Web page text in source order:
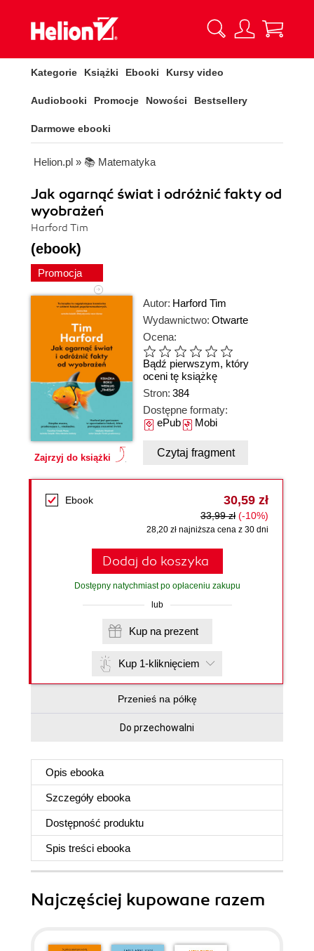
Kategorie Książki Ebooki Kursy video
Audiobooki Promocje Nowości Bestsellery
Darmowe ebooki
Helion.pl » 📚 Matematyka
Jak ogarnąć świat i odróżnić fakty od
wyobrażeń
Harford Tim
(ebook)
Promocja
Zajrzyj do książki
Autor: Harford Tim
Wydawnictwo: Otwarte
Ocena:
Bądź pierwszym, który
oceni tę książkę
Stron: 384
Dostępne formaty:
ePubMobi
Czytaj fragment
Ebook 30,59 zł
33,99 zł (-10%)
28,20 zł najniższa cena z 30 dni
Dodaj do koszyka
Dostępny natychmiast po opłaceniu zakupu
lub
Kup na prezent
Kup 1-kliknięciem
Przenieś na półkę
Do przechowalni
Opis ebooka
Szczegóły ebooka
Dostępność produktu
Spis treści ebooka
Najczęściej kupowane razem